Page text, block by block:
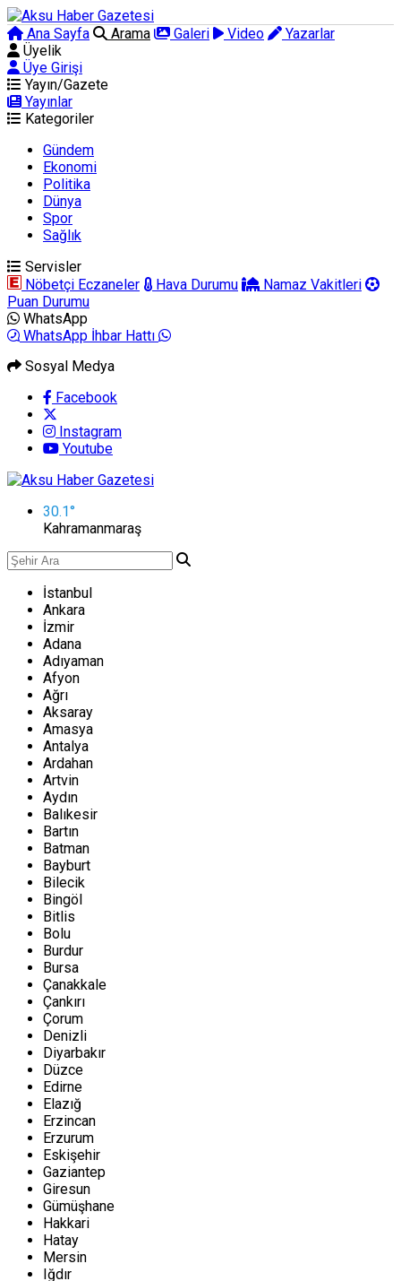
Ana Sayfa Arama Galeri Video
Yazarlar
Üyelik
Üye Girişi
Yayın/Gazete
Yayınlar
Kategoriler
Gündem
Ekonomi
Politika
Dünya
Spor
Sağlık
Servisler
Nöbetçi Eczaneler
Hava Durumu
Namaz Vakitleri
Puan Durumu
WhatsApp
WhatsApp İhbar Hattı
Sosyal Medya
Facebook
Instagram
Youtube
30.1°
Kahramanmaraş
İstanbul
Ankara
İzmir
Adana
Adıyaman
Afyon
Ağrı
Aksaray
Amasya
Antalya
Ardahan
Artvin
Aydın
Balıkesir
Bartın
Batman
Bayburt
Bilecik
Bingöl
Bitlis
Bolu
Burdur
Bursa
Çanakkale
Çankırı
Çorum
Denizli
Diyarbakır
Düzce
Edirne
Elazığ
Erzincan
Erzurum
Eskişehir
Gaziantep
Giresun
Gümüşhane
Hakkari
Hatay
Mersin
Iğdır